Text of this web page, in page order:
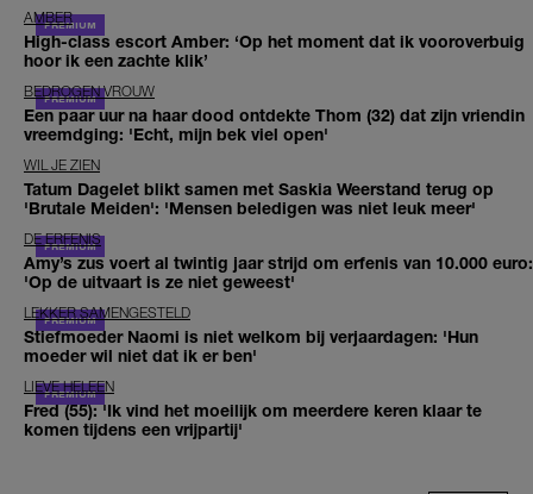
AMBER
High-class escort Amber: ‘Op het moment dat ik vooroverbuig
hoor ik een zachte klik’
BEDROGEN VROUW
Een paar uur na haar dood ontdekte Thom (32) dat zijn vriendin
vreemdging: 'Echt, mijn bek viel open'
WIL JE ZIEN
Tatum Dagelet blikt samen met Saskia Weerstand terug op
'Brutale Meiden': 'Mensen beledigen was niet leuk meer'
DE ERFENIS
Amy’s zus voert al twintig jaar strijd om erfenis van 10.000 euro:
'Op de uitvaart is ze niet geweest'
LEKKER SAMENGESTELD
Stiefmoeder Naomi is niet welkom bij verjaardagen: 'Hun
moeder wil niet dat ik er ben'
LIEVE HELEEN
Fred (55): 'Ik vind het moeilijk om meerdere keren klaar te
komen tijdens een vrijpartij'